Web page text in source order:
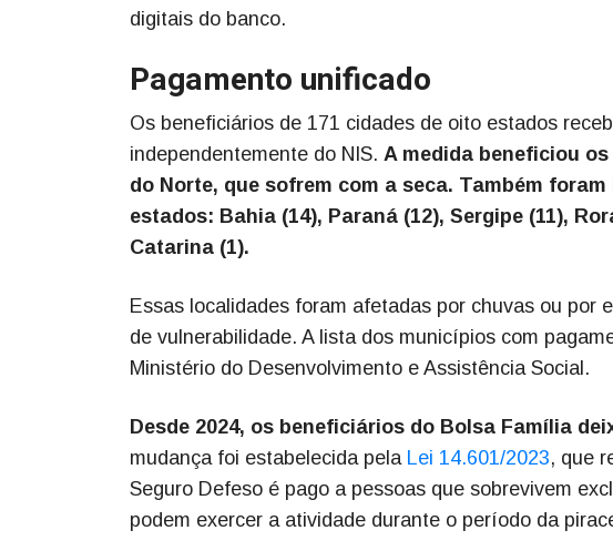
digitais do banco.
Pagamento unificado
Os beneficiários de 171 cidades de oito estados
independentemente do NIS. A medida beneficiou
do Norte, que sofrem com a seca. Também
estados: Bahia (14), Paraná (12), Sergipe (11),
Catarina (1).
Essas localidades foram afetadas por chuvas ou por
de vulnerabilidade. A lista dos municípios com
Ministério do Desenvolvimento e Assistência Social.
Desde 2024, os beneficiários do Bolsa Família
mudança foi estabelecida pela Lei 14.601/2023, que
Seguro Defeso é pago a pessoas que sobrevivem
podem exercer a atividade durante o período da